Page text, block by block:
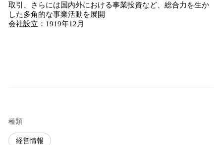
取引、さらには国内外における事業投資など、総合力を生か
した多角的な事業活動を展開
会社設立：1919年12月
種類
経営情報